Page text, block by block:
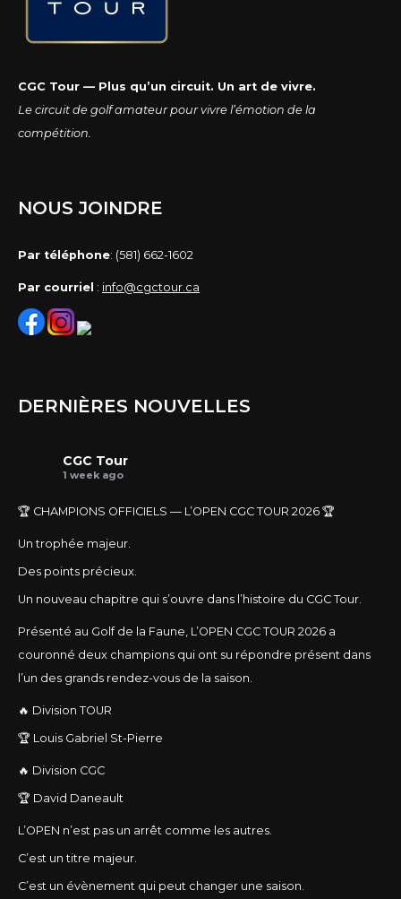
CGC Tour — Plus qu’un circuit. Un art de vivre.
Le circuit de golf amateur pour vivre l’émotion de la
compétition.
NOUS JOINDRE
Par téléphone: (581) 662-1602
Par courriel : info@cgctour.ca
DERNIÈRES NOUVELLES
CGC Tour
1 week ago
🏆 CHAMPIONS OFFICIELS — L’OPEN CGC TOUR 2026 🏆
Un trophée majeur.
Des points précieux.
Un nouveau chapitre qui s’ouvre dans l’histoire du CGC Tour.
Présenté au Golf de la Faune, L’OPEN CGC TOUR 2026 a
couronné deux champions qui ont su répondre présent dans
l’un des grands rendez-vous de la saison.
🔥 Division TOUR
🏆 Louis Gabriel St-Pierre
🔥 Division CGC
🏆 David Daneault
L’OPEN n’est pas un arrêt comme les autres.
C’est un titre majeur.
C’est un évènement qui peut changer une saison.